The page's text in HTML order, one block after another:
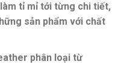
tỉ mỉ tới từng chi tiết,
sản phẩm với chất
phân loại từ